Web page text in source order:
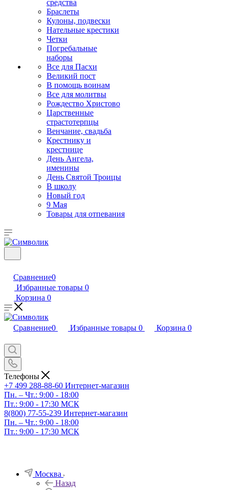
средства
Браслеты
Кулоны, подвески
Нательные крестики
Четки
Погребальные
наборы
Все для Пасхи
Великий пост
В помощь воинам
Все для молитвы
Рождество Христово
Царственные
страстотерпцы
Венчание, свадьба
Крестнику и
крестнице
День Ангела,
именины
День Святой Троицы
В школу
Новый год
9 Мая
Товары для отпевания
Сравнение0
Избранные товары 0
Корзина 0
Сравнение0 Избранные товары 0 Корзина 0
Телефоны
+7 499 288-88-60 Интернет-магазин
Пн. – Чт.: 9:00 - 18:00
Пт.: 9:00 - 17:30 МСК
8(800) 77-55-239 Интернет-магазин
Пн. – Чт.: 9:00 - 18:00
Пт.: 9:00 - 17:30 МСК
Москва
Назад